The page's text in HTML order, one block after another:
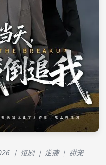
｜ 短剧 ｜ 逆袭 ｜ 甜宠